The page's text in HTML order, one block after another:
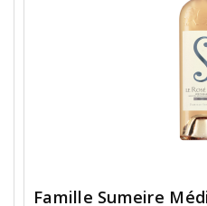
Famille Sumeire